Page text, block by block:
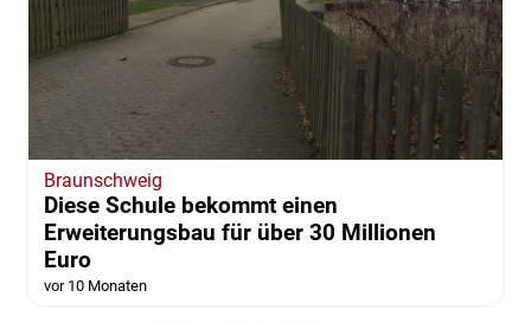
Braunschweig
Diese Schule bekommt einen
Erweiterungsbau für über 30 Millionen
Euro
vor 10 Monaten